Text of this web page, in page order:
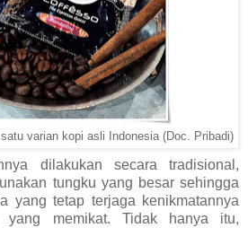
varian kopi asli Indonesia (Doc. Pribadi)
dilakukan secara tradisional,
tungku yang besar sehingga
yang tetap terjaga kenikmatannya
yang memikat. Tidak hanya itu,